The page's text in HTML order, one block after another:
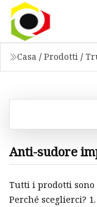
Casa / Prodotti /
Anti-sudore
Tutti i prodotti
Perché sceglierci?